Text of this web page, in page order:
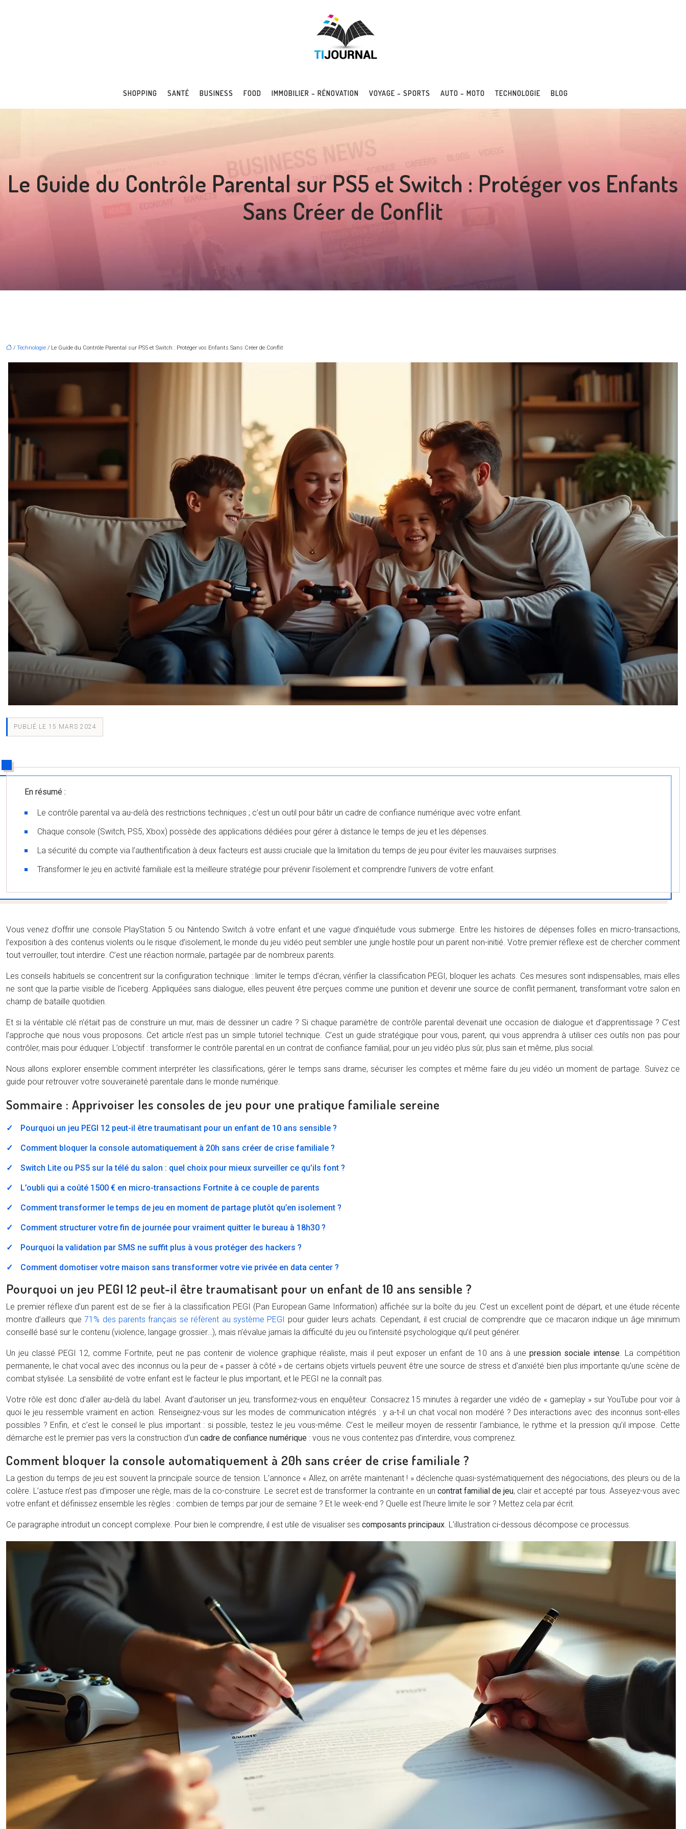
SHOPPING SANTÉ BUSINESS FOOD IMMOBILIER – RÉNOVATION VOYAGE – SPORTS AUTO – MOTO TECHNOLOGIE BLOG
Le Guide du Contrôle Parental sur PS5 et Switch : Protéger vos Enfants
Sans Créer de Conflit
/ Technologie / Le Guide du Contrôle Parental sur PS5 et Switch : Protéger vos Enfants Sans Créer de Conflit
PUBLIÉ LE 15 MARS 2024
En résumé :
Le contrôle parental va au-delà des restrictions techniques ; c’est un outil pour bâtir un cadre de confiance numérique avec votre enfant.
Chaque console (Switch, PS5, Xbox) possède des applications dédiées pour gérer à distance le temps de jeu et les dépenses.
La sécurité du compte via l’authentification à deux facteurs est aussi cruciale que la limitation du temps de jeu pour éviter les mauvaises surprises.
Transformer le jeu en activité familiale est la meilleure stratégie pour prévenir l’isolement et comprendre l’univers de votre enfant.
Vous venez d’offrir une console PlayStation 5 ou Nintendo Switch à votre enfant et une vague d’inquiétude vous submerge. Entre les histoires de dépenses folles en micro-transactions,
l’exposition à des contenus violents ou le risque d’isolement, le monde du jeu vidéo peut sembler une jungle hostile pour un parent non-initié. Votre premier réflexe est de chercher comment
tout verrouiller, tout interdire. C’est une réaction normale, partagée par de nombreux parents.
Les conseils habituels se concentrent sur la configuration technique : limiter le temps d’écran, vérifier la classification PEGI, bloquer les achats. Ces mesures sont indispensables, mais elles
ne sont que la partie visible de l’iceberg. Appliquées sans dialogue, elles peuvent être perçues comme une punition et devenir une source de conflit permanent, transformant votre salon en
champ de bataille quotidien.
Et si la véritable clé n’était pas de construire un mur, mais de dessiner un cadre ? Si chaque paramètre de contrôle parental devenait une occasion de dialogue et d’apprentissage ? C’est
l’approche que nous vous proposons. Cet article n’est pas un simple tutoriel technique. C’est un guide stratégique pour vous, parent, qui vous apprendra à utiliser ces outils non pas pour
contrôler, mais pour éduquer. L’objectif : transformer le contrôle parental en un contrat de confiance familial, pour un jeu vidéo plus sûr, plus sain et même, plus social.
Nous allons explorer ensemble comment interpréter les classifications, gérer le temps sans drame, sécuriser les comptes et même faire du jeu vidéo un moment de partage. Suivez ce
guide pour retrouver votre souveraineté parentale dans le monde numérique.
Sommaire : Apprivoiser les consoles de jeu pour une pratique familiale sereine
Pourquoi un jeu PEGI 12 peut-il être traumatisant pour un enfant de 10 ans sensible ?
Comment bloquer la console automatiquement à 20h sans créer de crise familiale ?
Switch Lite ou PS5 sur la télé du salon : quel choix pour mieux surveiller ce qu’ils font ?
L’oubli qui a coûté 1500 € en micro-transactions Fortnite à ce couple de parents
Comment transformer le temps de jeu en moment de partage plutôt qu’en isolement ?
Comment structurer votre fin de journée pour vraiment quitter le bureau à 18h30 ?
Pourquoi la validation par SMS ne suffit plus à vous protéger des hackers ?
Comment domotiser votre maison sans transformer votre vie privée en data center ?
Pourquoi un jeu PEGI 12 peut-il être traumatisant pour un enfant de 10 ans sensible ?
Le premier réflexe d’un parent est de se fier à la classification PEGI (Pan European Game Information) affichée sur la boîte du jeu. C’est un excellent point de départ, et une étude récente
montre d’ailleurs que71% des parents français se réfèrent au système PEGI pour guider leurs achats. Cependant, il est crucial de comprendre que ce macaron indique un âge minimum
conseillé basé sur le contenu (violence, langage grossier…), mais n’évalue jamais la difficulté du jeu ou l’intensité psychologique qu’il peut générer.
Un jeu classé PEGI 12, comme Fortnite, peut ne pas contenir de violence graphique réaliste, mais il peut exposer un enfant de 10 ans à une pression sociale intense. La compétition
permanente, le chat vocal avec des inconnus ou la peur de « passer à côté » de certains objets virtuels peuvent être une source de stress et d’anxiété bien plus importante qu’une scène de
combat stylisée. La sensibilité de votre enfant est le facteur le plus important, et le PEGI ne la connaît pas.
Votre rôle est donc d’aller au-delà du label. Avant d’autoriser un jeu, transformez-vous en enquêteur. Consacrez 15 minutes à regarder une vidéo de « gameplay » sur YouTube pour voir à
quoi le jeu ressemble vraiment en action. Renseignez-vous sur les modes de communication intégrés : y a-t-il un chat vocal non modéré ? Des interactions avec des inconnus sont-elles
possibles ? Enfin, et c’est le conseil le plus important : si possible, testez le jeu vous-même. C’est le meilleur moyen de ressentir l’ambiance, le rythme et la pression qu’il impose. Cette
démarche est le premier pas vers la construction d’un cadre de confiance numérique : vous ne vous contentez pas d’interdire, vous comprenez.
Comment bloquer la console automatiquement à 20h sans créer de crise familiale ?
La gestion du temps de jeu est souvent la principale source de tension. L’annonce « Allez, on arrête maintenant ! » déclenche quasi-systématiquement des négociations, des pleurs ou de la
colère. L’astuce n’est pas d’imposer une règle, mais de la co-construire. Le secret est de transformer la contrainte en un contrat familial de jeu, clair et accepté par tous. Asseyez-vous avec
votre enfant et définissez ensemble les règles : combien de temps par jour de semaine ? Et le week-end ? Quelle est l’heure limite le soir ? Mettez cela par écrit.
Ce paragraphe introduit un concept complexe. Pour bien le comprendre, il est utile de visualiser ses composants principaux. L’illustration ci-dessous décompose ce processus.